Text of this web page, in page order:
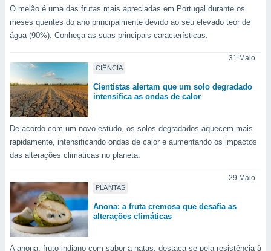
Pode
e
a
cookies
parte
a
a
O melão é uma das frutas mais apreciadas em Portugal durante os
meses quentes do ano principalmente devido ao seu elevado teor de
água (90%). Conheça as suas principais características.
CIÊNCIA
31 Maio
Cientistas alertam que um solo degradado
intensifica as ondas de calor
De acordo com um novo estudo, os solos degradados aquecem mais
rapidamente, intensificando ondas de calor e aumentando os impactos
das alterações climáticas no planeta.
PLANTAS
29 Maio
Anona: a fruta cremosa que desafia as
alterações climáticas
A anona, fruto indiano com sabor a natas, destaca-se pela resistência à